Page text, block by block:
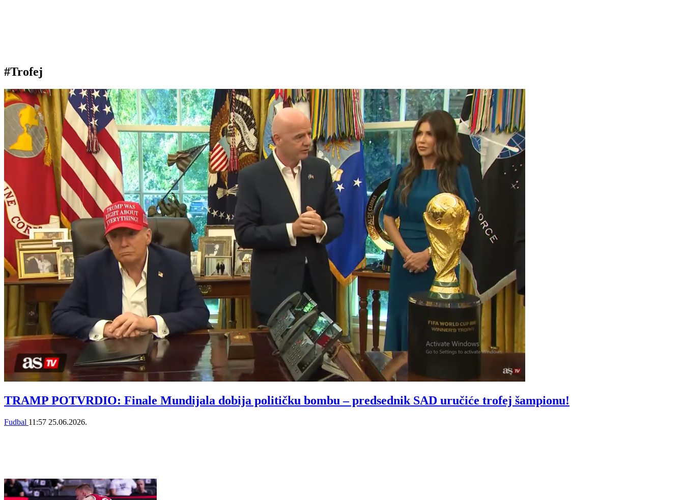
#Trofej
TRAMP POTVRDIO: Finale Mundijala dobija političku bombu – predsednik SAD uručiće trofej šampionu!
Fudbal 11:57 25.06.2026.